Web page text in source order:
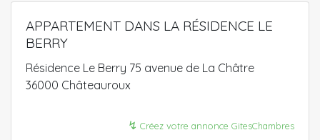
APPARTEMENT DANS LA RÉSIDENCE LE
BERRY
Résidence Le Berry 75 avenue de La Châtre
36000 Châteauroux
↯ Créez votre annonce GitesChambres